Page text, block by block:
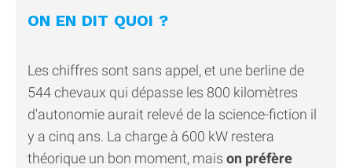
ON EN DIT QUOI ?
Les chiffres sont sans appel, et une berline de
544 chevaux qui dépasse les 800 kilomètres
d'autonomie aurait relevé de la science-fiction il
y a cinq ans. La charge à 600 kW restera
théorique un bon moment, mais on préfère